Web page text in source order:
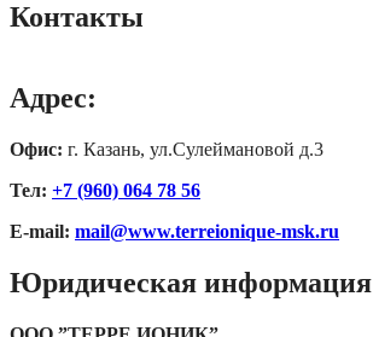
Контакты
Адрес:
Офис: г. Казань, ул.Сулеймановой д.3
Тел: +7 (960) 064 78 56
E-mail: mail@www.terreionique-msk.ru
Юридическая информация